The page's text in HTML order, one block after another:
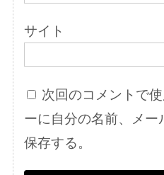
サイト
次回のコメントで
ーに自分の名前、メ
保存する。